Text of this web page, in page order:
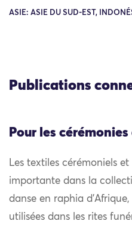
ASIE: ASIE DU SUD-EST,
Publications
Pour les
Les textiles cérémoniels
importante dans la
danse en raphia
utilisées dans les rites